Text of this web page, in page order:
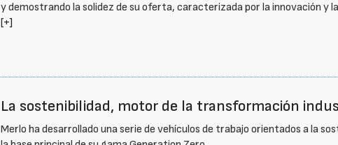
y demostrando la solidez de su oferta, caracterizada por la innovación y
[+]
La sostenibilidad, motor de la transformación
Merlo ha desarrollado una serie de vehículos de trabajo orientados a la